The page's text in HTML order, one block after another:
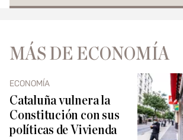
MÁS DE ECONOMÍA
ECONOMÍA
Cataluña vulnera la
Constitución con sus
políticas de Vivienda